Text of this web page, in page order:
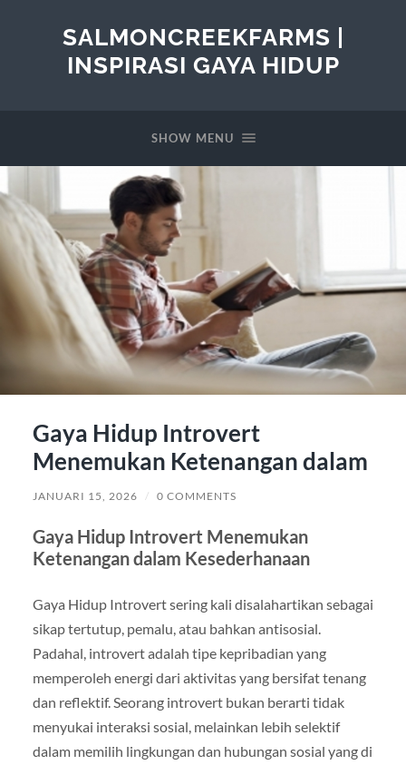
SALMONCREEKFARMS |
INSPIRASI GAYA HIDUP
SHOW MENU
Gaya Hidup Introvert
Menemukan Ketenangan dalam
JANUARI 15, 2026 / 0 COMMENTS
Gaya Hidup Introvert Menemukan
Ketenangan dalam Kesederhanaan
Gaya Hidup Introvert sering kali disalahartikan sebagai
sikap tertutup, pemalu, atau bahkan antisosial.
Padahal, introvert adalah tipe kepribadian yang
memperoleh energi dari aktivitas yang bersifat tenang
dan reflektif. Seorang introvert bukan berarti tidak
menyukai interaksi sosial, melainkan lebih selektif
dalam memilih lingkungan dan hubungan sosial yang di